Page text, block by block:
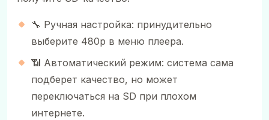
🔧 Ручная настройка: принудительно
выберите 480p в меню плеера.
📶 Автоматический режим: система сама
подберет качество, но может
переключаться на SD при плохом
интернете.